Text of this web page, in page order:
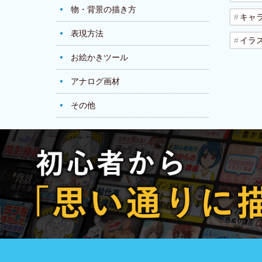
物・背景の描き方
表現方法
お絵かきツール
アナログ画材
その他
キャ
イラ